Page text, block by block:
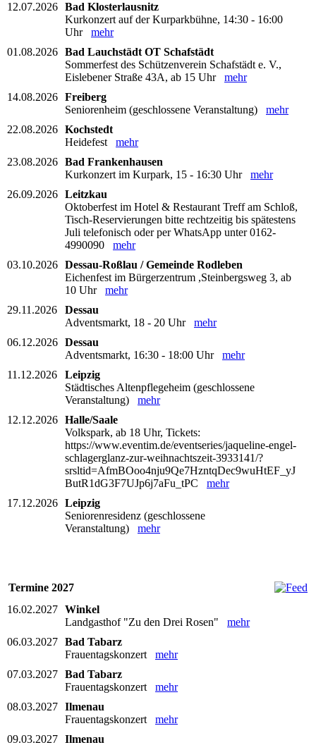
12.07.2026 Bad Klosterlausnitz
Kurkonzert auf der Kurparkbühne, 14:30 - 16:00
Uhr mehr
01.08.2026 Bad Lauchstädt OT Schafstädt
Sommerfest des Schützenverein Schafstädt e. V.,
Eislebener Straße 43A, ab 15 Uhr mehr
14.08.2026 Freiberg
Seniorenheim (geschlossene Veranstaltung) mehr
22.08.2026 Kochstedt
Heidefest mehr
23.08.2026 Bad Frankenhausen
Kurkonzert im Kurpark, 15 - 16:30 Uhr mehr
26.09.2026 Leitzkau
Oktoberfest im Hotel & Restaurant Treff am Schloß,
Tisch-Reservierungen bitte rechtzeitig bis spätestens
Juli telefonisch oder per WhatsApp unter 0162-
4990090 mehr
03.10.2026 Dessau-Roßlau / Gemeinde Rodleben
Eichenfest im Bürgerzentrum ,Steinbergsweg 3, ab
10 Uhr mehr
29.11.2026
Dessau
Adventsmarkt, 18 - 20 Uhr mehr
06.12.2026 Dessau
Adventsmarkt, 16:30 - 18:00 Uhr mehr
11.12.2026
Leipzig
Städtisches Altenpflegeheim (geschlossene
Veranstaltung) mehr
12.12.2026 Halle/Saale
Volkspark, ab 18 Uhr, Tickets:
https://www.eventim.de/eventseries/jaqueline-engel-
schlagerglanz-zur-weihnachtszeit-3933141/?
srsltid=AfmBOoo4nju9Qe7HzntqDec9wuHtEF_yJ
ButR1dG3F7UJp6j7aFu_tPC mehr
17.12.2026 Leipzig
Seniorenresidenz (geschlossene
Veranstaltung) mehr
Termine 2027
16.02.2027 Winkel
Landgasthof "Zu den Drei Rosen" mehr
06.03.2027 Bad Tabarz
Frauentagskonzert mehr
07.03.2027 Bad Tabarz
Frauentagskonzert mehr
08.03.2027 Ilmenau
Frauentagskonzert mehr
09.03.2027 Ilmenau